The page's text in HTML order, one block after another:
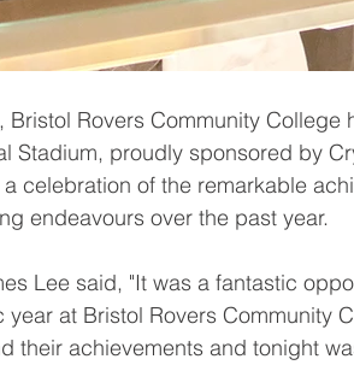
Bristol Rovers Community
Stadium, proudly sponsored by
celebration of the remarkable
endeavours over the past year.
Lee said, "It was a fantastic
at Bristol Rovers Community
their achievements and tonight